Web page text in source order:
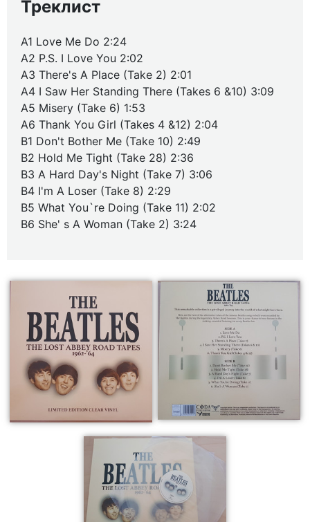
Треклист
A1 Love Me Do 2:24
A2 P.S. I Love You 2:02
A3 There's A Place (Take 2) 2:01
A4 I Saw Her Standing There (Takes 6 &10) 3:09
A5 Misery (Take 6) 1:53
A6 Thank You Girl (Takes 4 &12) 2:04
B1 Don't Bother Me (Take 10) 2:49
B2 Hold Me Tight (Take 28) 2:36
B3 A Hard Day's Night (Take 7) 3:06
B4 I'm A Loser (Take 8) 2:29
B5 What You`re Doing (Take 11) 2:02
B6 She' s A Woman (Take 2) 3:24